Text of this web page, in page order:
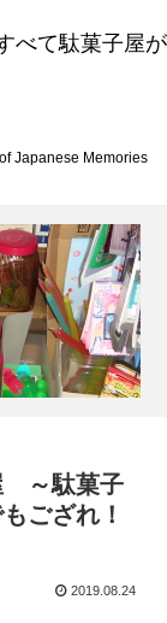
べて駄菓子屋が
Japanese Memories
～駄菓子
ござれ！
2019.08.24